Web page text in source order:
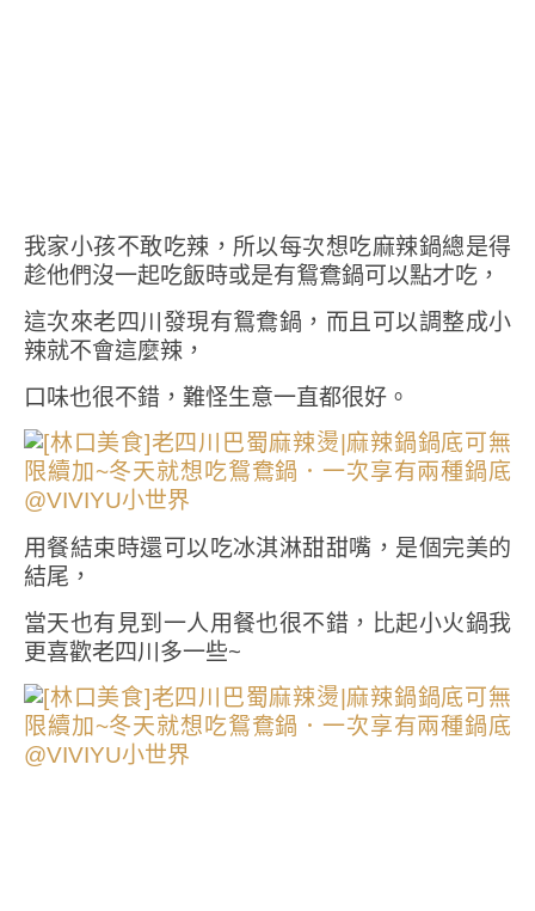
我家小孩不敢吃辣，所以每次想吃麻辣鍋總是得
趁他們沒一起吃飯時或是有鴛鴦鍋可以點才吃，
這次來老四川發現有鴛鴦鍋，而且可以調整成小
辣就不會這麼辣，
口味也很不錯，難怪生意一直都很好。
用餐結束時還可以吃冰淇淋甜甜嘴，是個完美的
結尾，
當天也有見到一人用餐也很不錯，比起小火鍋我
更喜歡老四川多一些~